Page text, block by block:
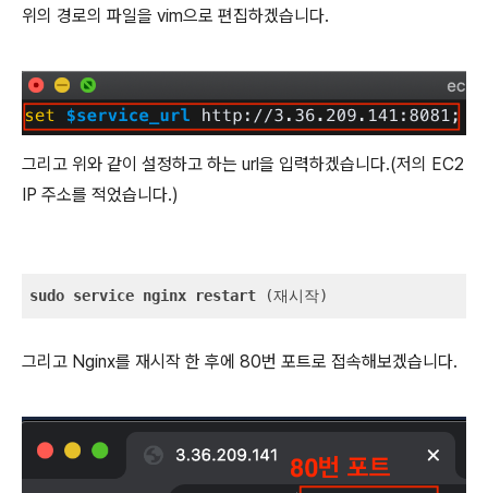
위의 경로의 파일을 vim으로 편집하겠습니다.
그리고 위와 같이 설정하고 하는 url을 입력하겠습니다.(저의 EC2
IP 주소를 적었습니다.)
sudo service nginx restart (재시작)
그리고 Nginx를 재시작 한 후에 80번 포트로 접속해보겠습니다.